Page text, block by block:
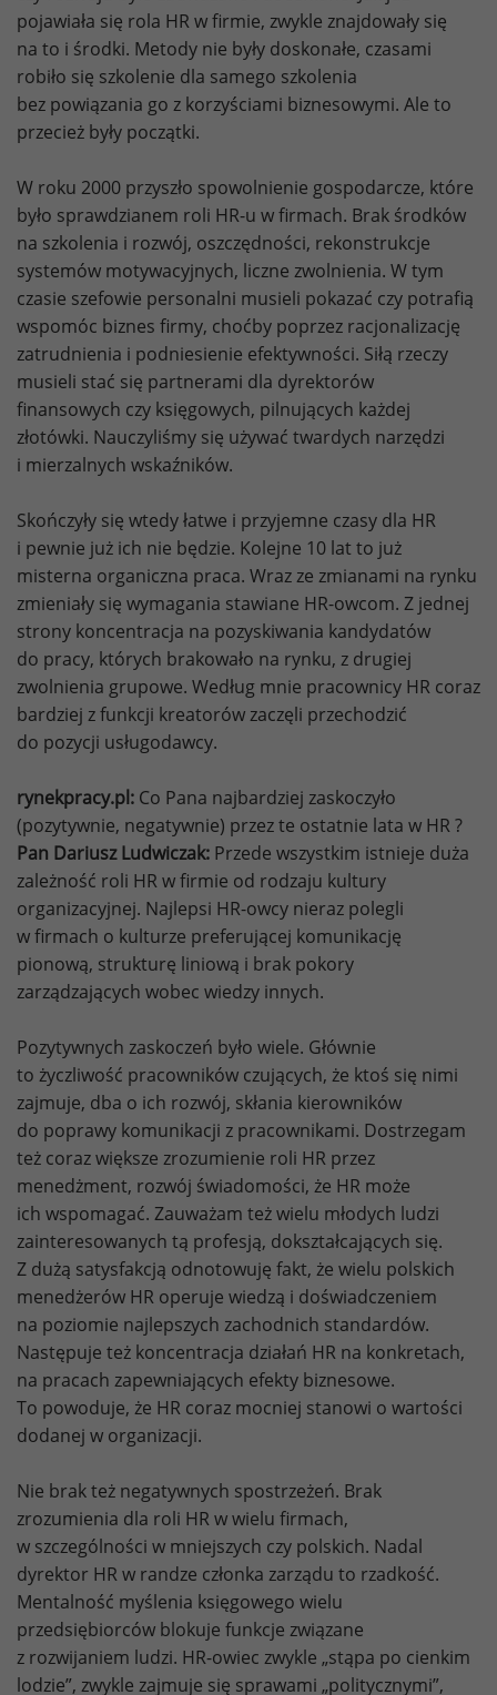
pojawiała się rola HR w firmie, zwykle znajdowały się
na to i środki. Metody nie były doskonałe, czasami
robiło się szkolenie dla samego szkolenia
bez powiązania go z korzyściami biznesowymi. Ale to
przecież były początki.
W roku 2000 przyszło spowolnienie gospodarcze, które
było sprawdzianem roli HR-u w firmach. Brak środków
na szkolenia i rozwój, oszczędności, rekonstrukcje
systemów motywacyjnych, liczne zwolnienia. W tym
czasie szefowie personalni musieli pokazać czy potrafią
wspomóc biznes firmy, choćby poprzez racjonalizację
zatrudnienia i podniesienie efektywności. Siłą rzeczy
musieli stać się partnerami dla dyrektorów
finansowych czy księgowych, pilnujących każdej
złotówki. Nauczyliśmy się używać twardych narzędzi
i mierzalnych wskaźników.
Skończyły się wtedy łatwe i przyjemne czasy dla HR
i pewnie już ich nie będzie. Kolejne 10 lat to już
misterna organiczna praca. Wraz ze zmianami na rynku
zmieniały się wymagania stawiane HR-owcom. Z jednej
strony koncentracja na pozyskiwania kandydatów
do pracy, których brakowało na rynku, z drugiej
zwolnienia grupowe. Według mnie pracownicy HR coraz
bardziej z funkcji kreatorów zaczęli przechodzić
do pozycji usługodawcy.
rynekpracy.pl: Co Pana najbardziej zaskoczyło
(pozytywnie, negatywnie) przez te ostatnie lata w HR ?
Pan Dariusz Ludwiczak: Przede wszystkim istnieje duża
zależność roli HR w firmie od rodzaju kultury
organizacyjnej. Najlepsi HR-owcy nieraz polegli
w firmach o kulturze preferującej komunikację
pionową, strukturę liniową i brak pokory
zarządzających wobec wiedzy innych.
Pozytywnych zaskoczeń było wiele. Głównie
to życzliwość pracowników czujących, że ktoś się nimi
zajmuje, dba o ich rozwój, skłania kierowników
do poprawy komunikacji z pracownikami. Dostrzegam
też coraz większe zrozumienie roli HR przez
menedżment, rozwój świadomości, że HR może
ich wspomagać. Zauważam też wielu młodych ludzi
zainteresowanych tą profesją, dokształcających się.
Z dużą satysfakcją odnotowuję fakt, że wielu polskich
menedżerów HR operuje wiedzą i doświadczeniem
na poziomie najlepszych zachodnich standardów.
Następuje też koncentracja działań HR na konkretach,
na pracach zapewniających efekty biznesowe.
To powoduje, że HR coraz mocniej stanowi o wartości
dodanej w organizacji.
Nie brak też negatywnych spostrzeżeń. Brak
zrozumienia dla roli HR w wielu firmach,
w szczególności w mniejszych czy polskich. Nadal
dyrektor HR w randze członka zarządu to rzadkość.
Mentalność myślenia księgowego wielu
przedsiębiorców blokuje funkcje związane
z rozwijaniem ludzi. HR-owiec zwykle „stąpa po cienkim
lodzie”, zwykle zajmuje się sprawami „politycznymi”,